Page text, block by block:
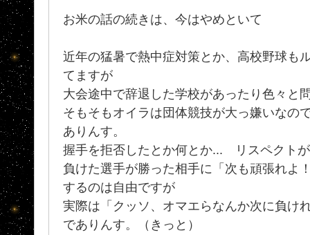
お米の話の続きは、今はやめといて
近年の猛暑で熱中症対策とか、高校野球も
てますが
大会途中で辞退した学校があったり色々と
そもそもオイラは団体競技が大っ嫌いなの
ありんす。
握手を拒否したとか何とか... リスペクト
負けた選手が勝った相手に「次も頑張れよ
するのは自由ですが
実際は「クッソ、オマエらなんか次に負け
でありんす。（きっと）